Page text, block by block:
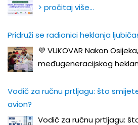
> pročitaj više…
Pridruži se radionici heklanja
💜 VUKOVAR Nakon
međugeneracijskog
Vodič za ručnu prtljagu: što
avion?
Vodič za ručnu prtljagu: